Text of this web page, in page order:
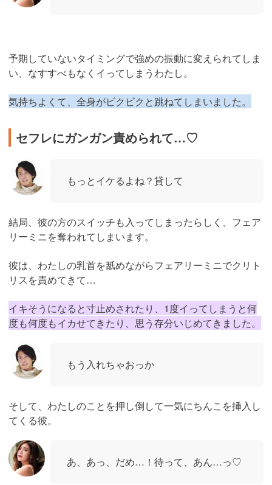
予期していないタイミングで強めの振動に変えられてしま
い、なすすべもなくイってしまうわたし。
気持ちよくて、全身がビクビクと跳ねてしまいました。
セフレにガンガン責められて…♡
もっとイケるよね？貸して
結局、彼の方のスイッチも入ってしまったらしく、フェア
リーミニを奪われてしまいます。
彼は、わたしの乳首を舐めながらフェアリーミニでクリト
リスを責めてきて…
イキそうになると寸止めされたり、1度イってしまうと何
度も何度もイカせてきたり、思う存分いじめてきました。
もう入れちゃおっか
そして、わたしのことを押し倒して一気にちんこを挿入し
てくる彼。
あ、あっ、だめ…！待って、あん…っ♡